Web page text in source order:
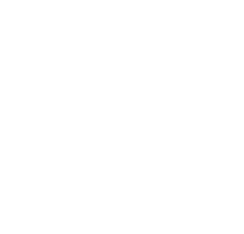
d'usuari